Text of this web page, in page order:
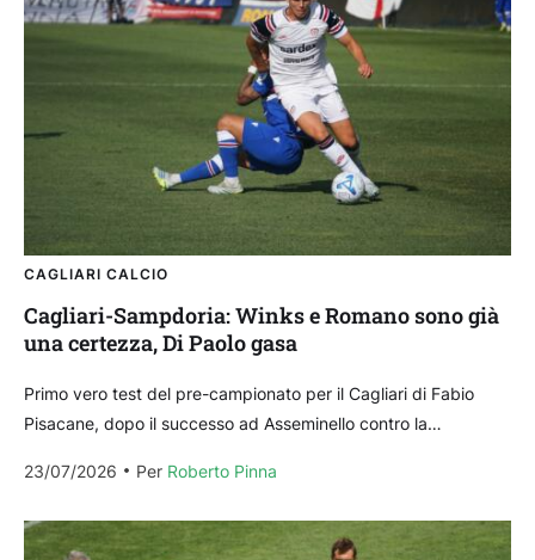
CAGLIARI CALCIO
Cagliari-Sampdoria: Winks e Romano sono già
una certezza, Di Paolo gasa
Primo vero test del pre-campionato per il Cagliari di Fabio
Pisacane, dopo il successo ad Asseminello contro la
23/07/2026
Per Roberto Pinna